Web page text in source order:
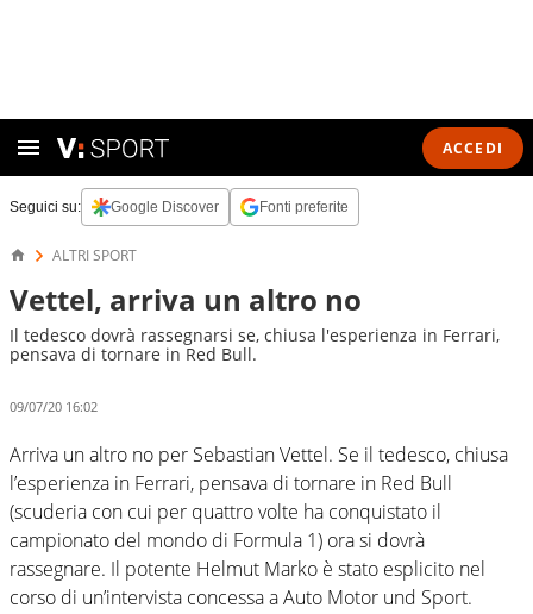
ACCEDI
Seguici su: Google Discover Fonti preferite
ALTRI SPORT
Vettel, arriva un altro no
Il tedesco dovrà rassegnarsi se, chiusa l'esperienza in Ferrari,
pensava di tornare in Red Bull.
09/07/20 16:02
Arriva un altro no per Sebastian Vettel. Se il tedesco, chiusa
l’esperienza in Ferrari, pensava di tornare in Red Bull
(scuderia con cui per quattro volte ha conquistato il
campionato del mondo di Formula 1) ora si dovrà
rassegnare. Il potente Helmut Marko è stato esplicito nel
corso di un’intervista concessa a Auto Motor und Sport.